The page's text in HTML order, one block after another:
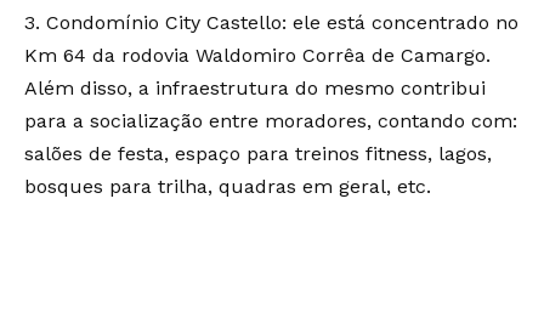
Condomínio City Castello: ele está concentrado no
Km 64 da rodovia Waldomiro Corrêa de Camargo.
Além disso, a infraestrutura do mesmo contribui
para a socialização entre moradores, contando com:
salões de festa, espaço para treinos fitness, lagos,
bosques para trilha, quadras em geral, etc.